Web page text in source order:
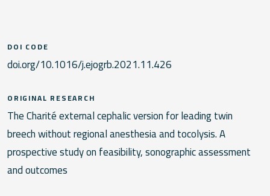
DOI CODE
doi.org/10.1016/j.ejogrb.2021.11.426
ORIGINAL RESEARCH
The Charité external cephalic version for leading twin
breech without regional anesthesia and tocolysis. A
prospective study on feasibility, sonographic assessment
and outcomes